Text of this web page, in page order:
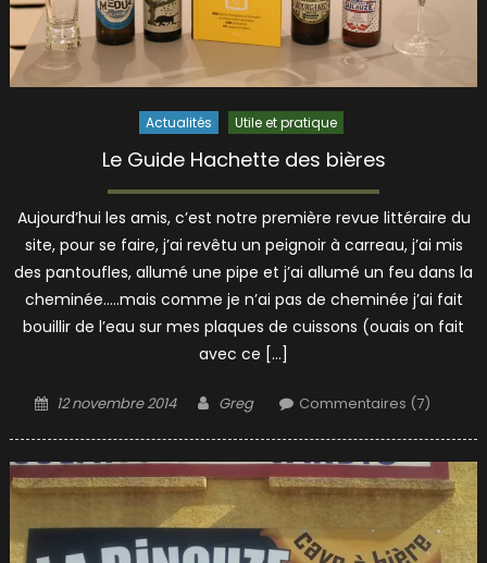
Actualités Utile et pratique
Le Guide Hachette des bières
Aujourd’hui les amis, c’est notre première revue littéraire du
site, pour se faire, j’ai revêtu un peignoir à carreau, j’ai mis
des pantoufles, allumé une pipe et j’ai allumé un feu dans la
cheminée…..mais comme je n’ai pas de cheminée j’ai fait
bouillir de l’eau sur mes plaques de cuissons (ouais on fait
avec ce […]
Posted
12 novembre 2014 Author
Greg Commentaires (7)